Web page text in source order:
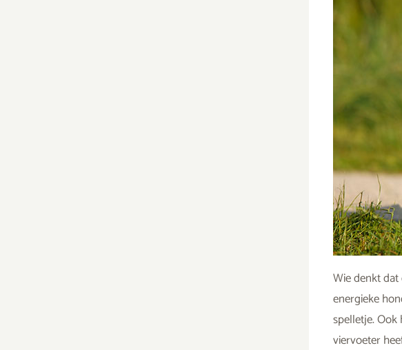
Wie denkt
energieke
spelletje. Ook
viervoeter